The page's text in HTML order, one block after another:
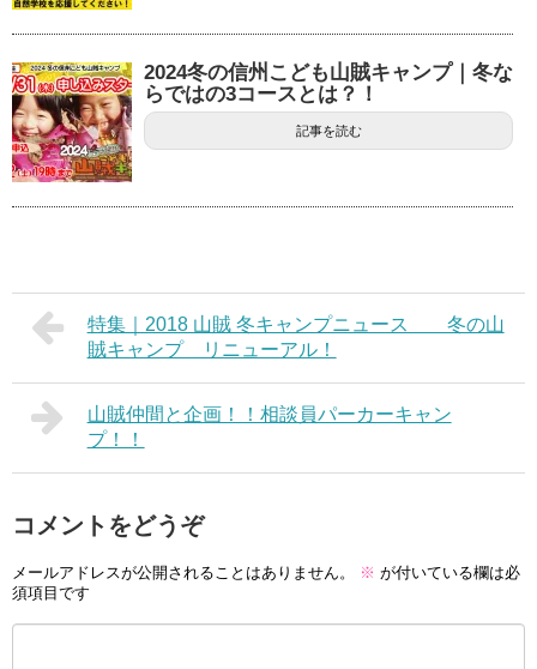
2024冬の信州こども山賊キャンプ｜冬な
らではの3コースとは？！
記事を読む
特集｜2018 山賊 冬キャンプニュース 冬の山
賊キャンプ リニューアル！
山賊仲間と企画！！相談員パーカーキャン
プ！！
コメントをどうぞ
メールアドレスが公開されることはありません。 ※ が付いている欄は必
須項目です